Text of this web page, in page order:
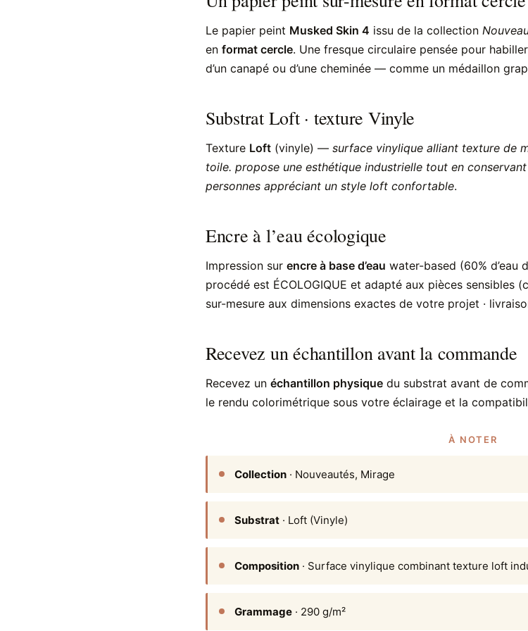
Le papier peint Musked Skin 4 issu de la collection
en format cercle. Une fresque circulaire pensée pour
d’un canapé ou d’une cheminée — comme un médaillon
Substrat Loft · texture Vinyle
Texture Loft (vinyle) — surface vinylique alliant texture de
toile. propose une esthétique industrielle tout en
personnes appréciant un style loft confortable.
Encre à l’eau écologique
Impression sur encre à base d’eau water-based (60% d’eau
procédé est ÉCOLOGIQUE et adapté aux pièces sensibles
sur-mesure aux dimensions exactes de votre projet ·
Recevez un échantillon avant la commande
Recevez un échantillon physique du substrat avant de
le rendu colorimétrique sous votre éclairage et la
À NOTER
Collection · Nouveautés, Mirage
Substrat · Loft (Vinyle)
Composition · Surface vinylique combinant texture loft
Grammage · 290 g/m²